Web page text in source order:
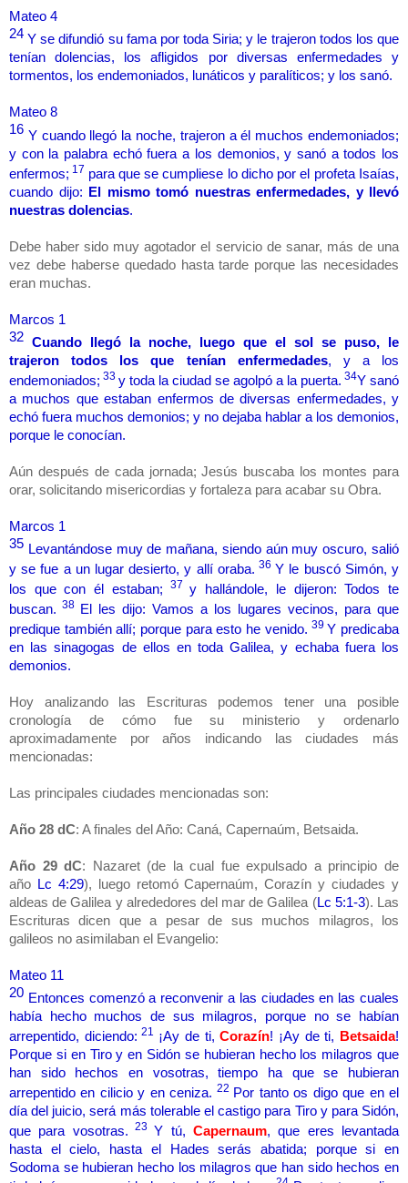
Mateo 4
24Y se difundió su fama por toda Siria; y le trajeron todos los que
tenían dolencias, los afligidos por diversas enfermedades y
tormentos, los endemoniados, lunáticos y paralíticos; y los sanó.
Mateo 8
16 Y cuando llegó la noche, trajeron a él muchos endemoniados;
y con la palabra echó fuera a los demonios, y sanó a todos los
enfermos; 17 para que se cumpliese lo dicho por el profeta Isaías,
cuando dijo: El mismo tomó nuestras enfermedades, y llevó
nuestras dolencias.
Debe haber sido muy agotador el servicio de sanar, más de una
vez debe haberse quedado hasta tarde porque las necesidades
eran muchas.
Marcos 1
32 Cuando llegó la noche, luego que el sol se puso, le
trajeron todos los que tenían enfermedades, y a los
endemoniados; 33 y toda la ciudad se agolpó a la puerta. 34Y sanó
a muchos que estaban enfermos de diversas enfermedades, y
echó fuera muchos demonios; y no dejaba hablar a los demonios,
porque le conocían.
Aún después de cada jornada; Jesús buscaba los montes para
orar, solicitando misericordias y fortaleza para acabar su Obra.
Marcos 1
35 Levantándose muy de mañana, siendo aún muy oscuro, salió
y se fue a un lugar desierto, y allí oraba. 36Y le buscó Simón, y
los que con él estaban; 37y hallándole, le dijeron: Todos te
buscan. 38 El les dijo: Vamos a los lugares vecinos, para que
predique también allí; porque para esto he venido. 39Y predicaba
en las sinagogas de ellos en toda Galilea, y echaba fuera los
demonios.
Hoy analizando las Escrituras podemos tener una posible
cronología de cómo fue su ministerio y ordenarlo
aproximadamente por años indicando las ciudades más
mencionadas:
Las principales ciudades mencionadas son:
Año 28 dC: A finales del Año: Caná, Capernaúm, Betsaida.
Año 29 dC: Nazaret (de la cual fue expulsado a principio de
año Lc 4:29), luego retomó Capernaúm, Corazín y ciudades y
aldeas de Galilea y alrededores del mar de Galilea (Lc 5:1-3). Las
Escrituras dicen que a pesar de sus muchos milagros, los
galileos no asimilaban el Evangelio:
Mateo 11
20 Entonces comenzó a reconvenir a las ciudades en las cuales
había hecho muchos de sus milagros, porque no se habían
arrepentido, diciendo: 21 ¡Ay de ti,Corazín! ¡Ay de ti, Betsaida!
Porque si en Tiro y en Sidón se hubieran hecho los milagros que
han sido hechos en vosotras, tiempo ha que se hubieran
arrepentido en cilicio y en ceniza. 22 Por tanto os digo que en el
día del juicio, será más tolerable el castigo para Tiro y para Sidón,
que para vosotras. 23Y tú,Capernaum, que eres levantada
hasta el cielo, hasta el Hades serás abatida; porque si en
Sodoma se hubieran hecho los milagros que han sido hechos en